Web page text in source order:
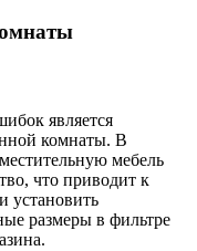
является
комнаты. В
мебель
что приводит к
установить
размеры в фильтре